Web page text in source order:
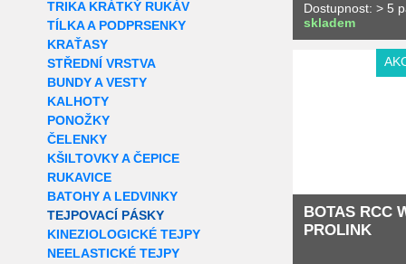
TRIKA KRÁTKÝ RUKÁV
TÍLKA A PODPRSENKY
KRAŤASY
STŘEDNÍ VRSTVA
BUNDY A VESTY
KALHOTY
PONOŽKY
ČELENKY
KŠILTOVKY A ČEPICE
RUKAVICE
BATOHY A LEDVINKY
TEJPOVACÍ PÁSKY
KINEZIOLOGICKÉ TEJPY
NEELASTICKÉ TEJPY
Dostupnost: > 5
skladem
BOTAS RCC
PROLINK